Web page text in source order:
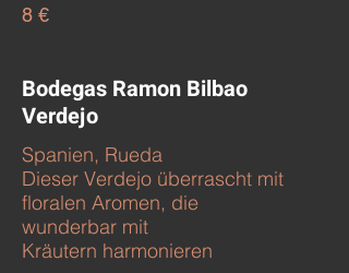
8 €
Bodegas Ramon Bilbao
Verdejo
Spanien, Rueda
Dieser Verdejo überrascht mit
floralen Aromen, die
wunderbar mit
Kräutern harmonieren